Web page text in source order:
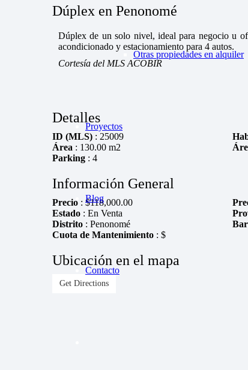
Otras propiedades en alquiler
Proyectos
Blog
Contacto
Dúplex en Penonomé
Dúplex de un solo nivel, ideal para negocio u
acondicionado y estacionamiento para 4 autos.
Cortesía del MLS ACOBIR
Detalles
ID (MLS) : 25009
Área : 130.00 m2
Parking : 4
Información General
Precio : $118,000.00
Estado : En Venta
Distrito : Penonomé
Cuota de Mantenimiento : $
Ubicación en el mapa
Get Directions